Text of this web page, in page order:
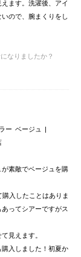
ます。洗濯後、アイ
ので、腕まくりをし
なりましたか？
ー ベージュ
素敵でベージュを購
入したことはありま
ってシアーですがス
見えます。
入しました！初夏か